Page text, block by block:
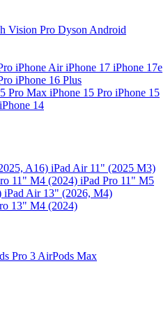
Vision Pro Dyson Android
iPhone AiriPhone 17 iPhone 17e
iPhone 16 Plus
Pro Max iPhone 15 Pro iPhone 15
iPhone 14
A16) iPad Air 11" (2025 M3)
11" M4 (2024) iPad Pro 11" M5
iPad Air 13" (2026, M4)
13" M4 (2024)
Pro 3 AirPods Max